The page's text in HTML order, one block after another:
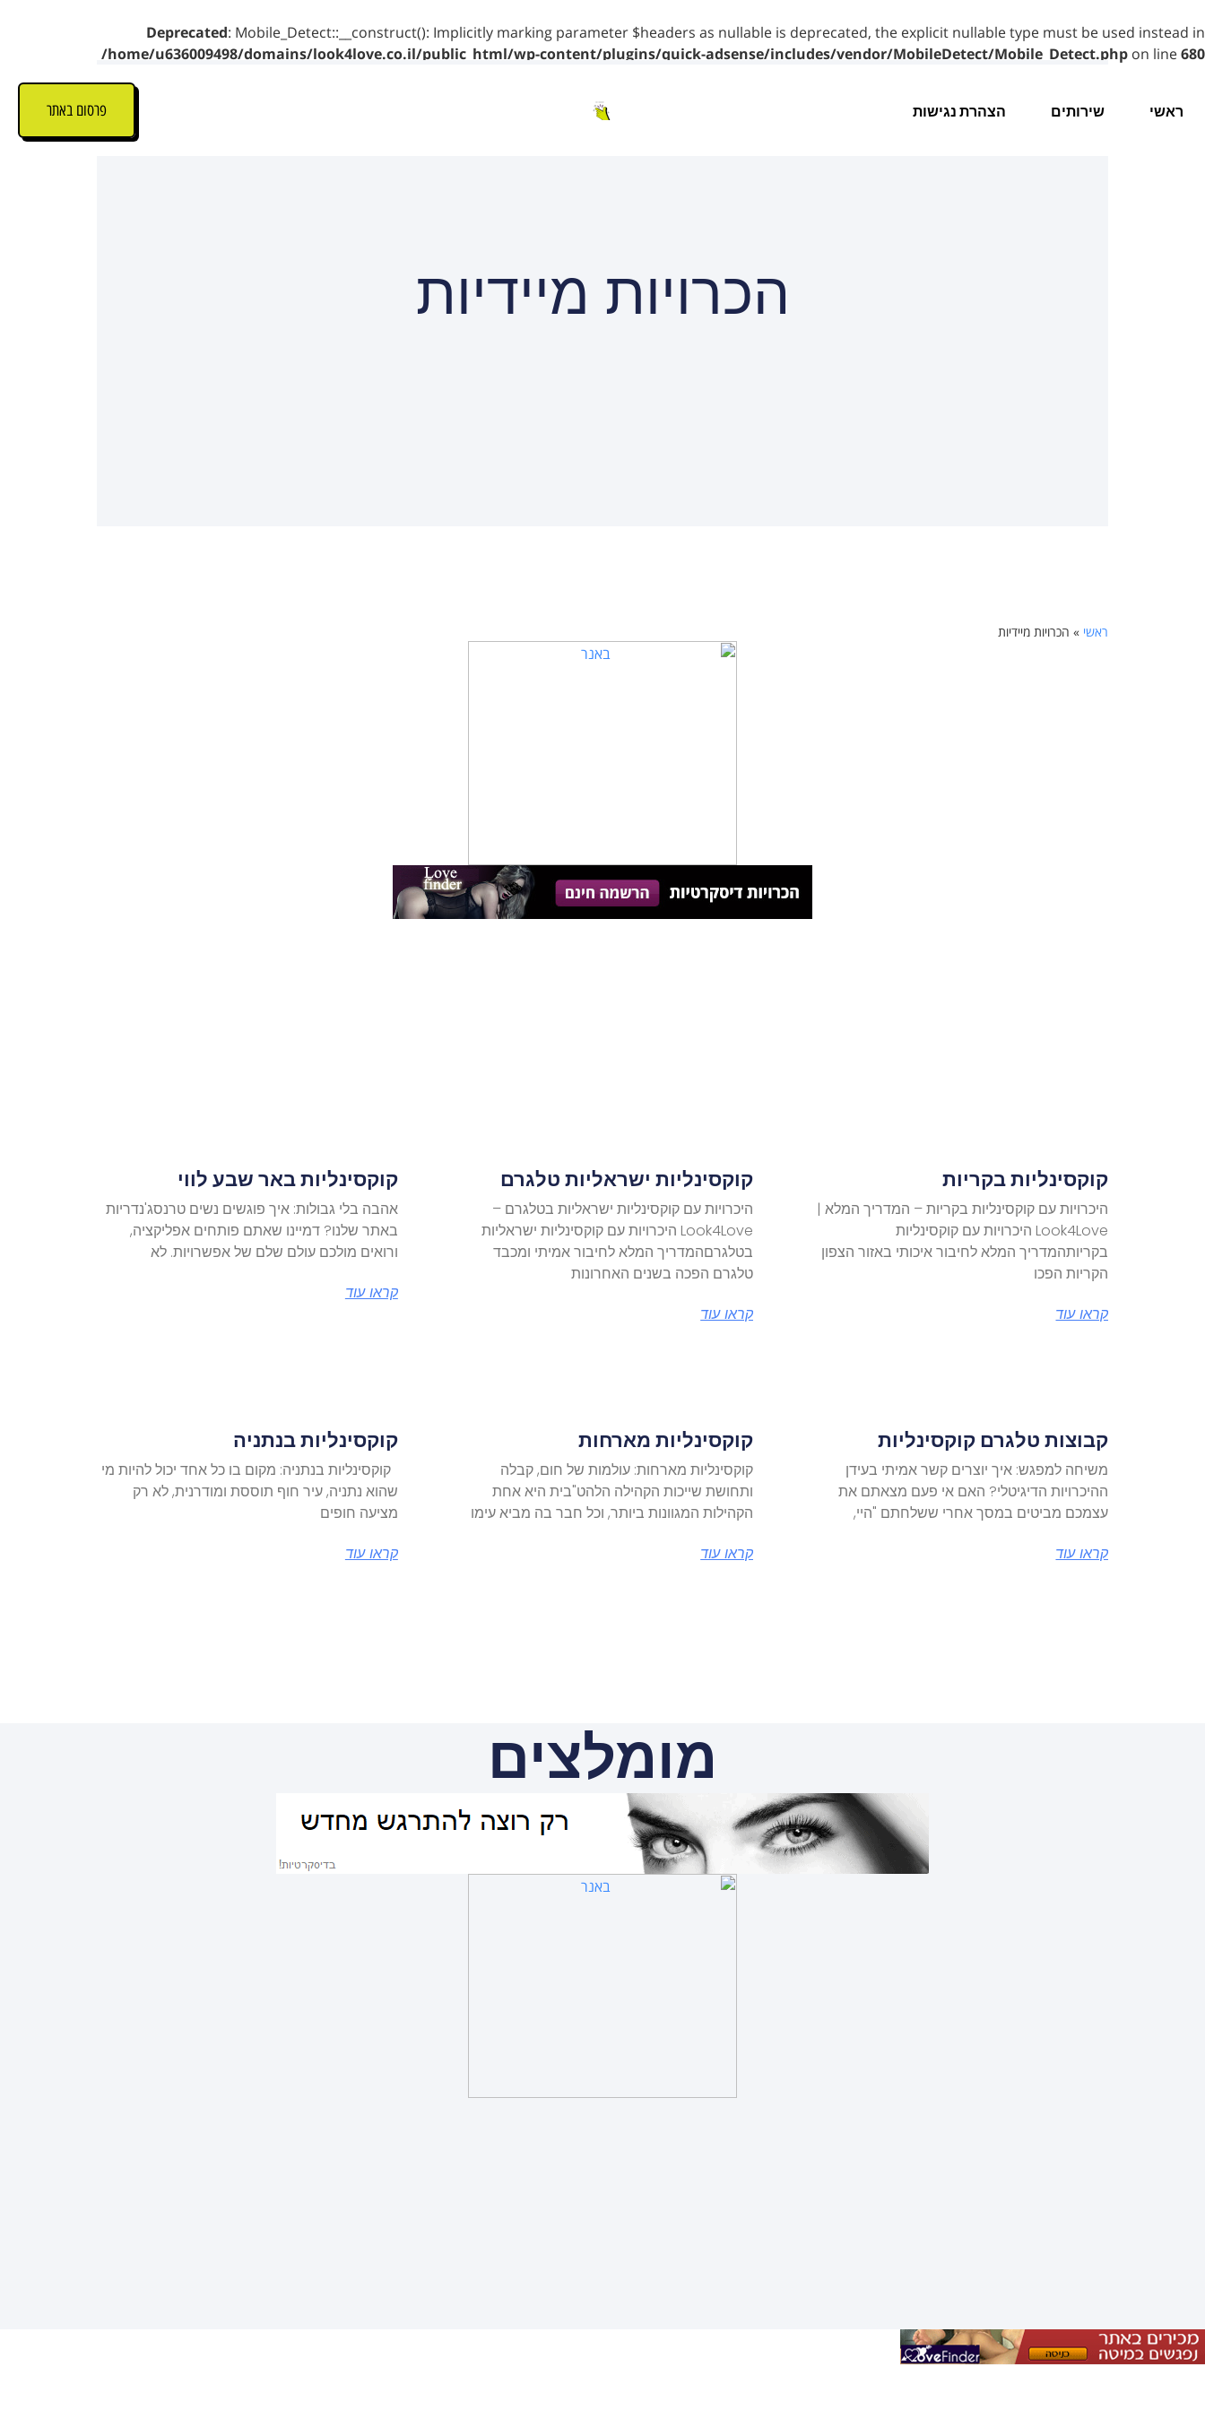
Deprecated: Mobile_Detect::__construct(): Implicitly marking parameter $headers as nullable is deprecated, the explicit nullable type must be used instead in
/home/u636009498/domains/look4love.co.il/public_html/wp-content/plugins/quick-adsense/includes/vendor/MobileDetect/Mobile_Detect.php on line680
ראשי שירותים הצהרת נגישות פרסום באתר
הכרויות מיידיות
ראשי » הכרויות מיידיות
קוקסינליות בקריות
היכרויות עם קוקסינליות בקריות – המדריך המלא |
Look4Love היכרויות עם קוקסינליות
בקריותהמדריך המלא לחיבור איכותי באזור הצפון
הקריות הפכו
קראו עוד
קוקסינליות ישראליות טלגרם
היכרויות עם קוקסינליות ישראליות בטלגרם –
Look4Love היכרויות עם קוקסינליות ישראליות
בטלגרםהמדריך המלא לחיבור אמיתי ומכבד
טלגרם הפכה בשנים האחרונות
קראו עוד
קוקסינליות באר שבע לווי
אהבה בלי גבולות: איך פוגשים נשים טרנסג'נדריות
באתר שלנו? דמיינו שאתם פותחים אפליקציה,
ורואים מולכם עולם שלם של אפשרויות. לא
קראו עוד
קבוצות טלגרם קוקסינליות
משיחה למפגש: איך יוצרים קשר אמיתי בעידן
ההיכרויות הדיגיטלי? האם אי פעם מצאתם את
עצמכם מביטים במסך אחרי ששלחתם "היי,
קראו עוד
קוקסינליות מארחות
קוקסינליות מארחות: עולמות של חום, קבלה
ותחושת שייכות הקהילה הלהט"בית היא אחת
הקהילות המגוונות ביותר, וכל חבר בה מביא עימו
קראו עוד
קוקסינליות בנתניה
קוקסינליות בנתניה: מקום בו כל אחד יכול להיות מי
שהוא נתניה, עיר חוף תוססת ומודרנית, לא רק
מציעה חופים
קראו עוד
מומלצים